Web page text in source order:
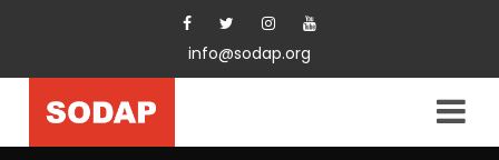
info@sodap.org